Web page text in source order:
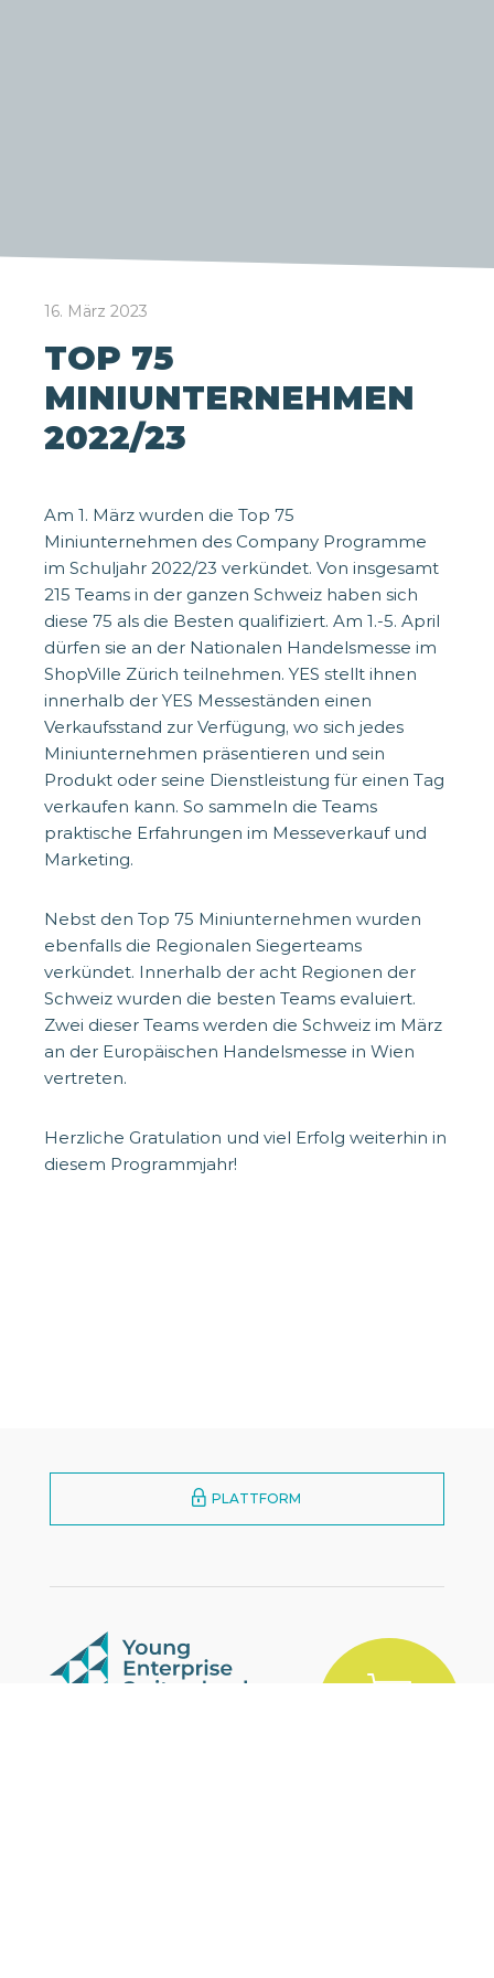
16. März 2023
TOP 75
MINIUNTERNEHMEN
2022/23
Am 1. März wurden die Top 75
Miniunternehmen des Company Programme
im Schuljahr 2022/23 verkündet. Von insgesamt
215 Teams in der ganzen Schweiz haben sich
diese 75 als die Besten qualifiziert. Am 1.-5. April
dürfen sie an der Nationalen Handelsmesse im
ShopVille Zürich teilnehmen. YES stellt ihnen
innerhalb der YES Messeständen einen
Verkaufsstand zur Verfügung, wo sich jedes
Miniunternehmen präsentieren und sein
Produkt oder seine Dienstleistung für einen Tag
verkaufen kann. So sammeln die Teams
praktische Erfahrungen im Messeverkauf und
Marketing.
Nebst den Top 75 Miniunternehmen wurden
ebenfalls die Regionalen Siegerteams
verkündet. Innerhalb der acht Regionen der
Schweiz wurden die besten Teams evaluiert.
Zwei dieser Teams werden die Schweiz im März
an der Europäischen Handelsmesse in Wien
vertreten.
Herzliche Gratulation und viel Erfolg weiterhin in
diesem Programmjahr!
PLATTFORM